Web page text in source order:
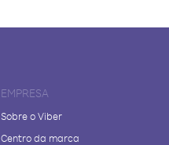
EMPRESA
Sobre o Viber
Centro da marca